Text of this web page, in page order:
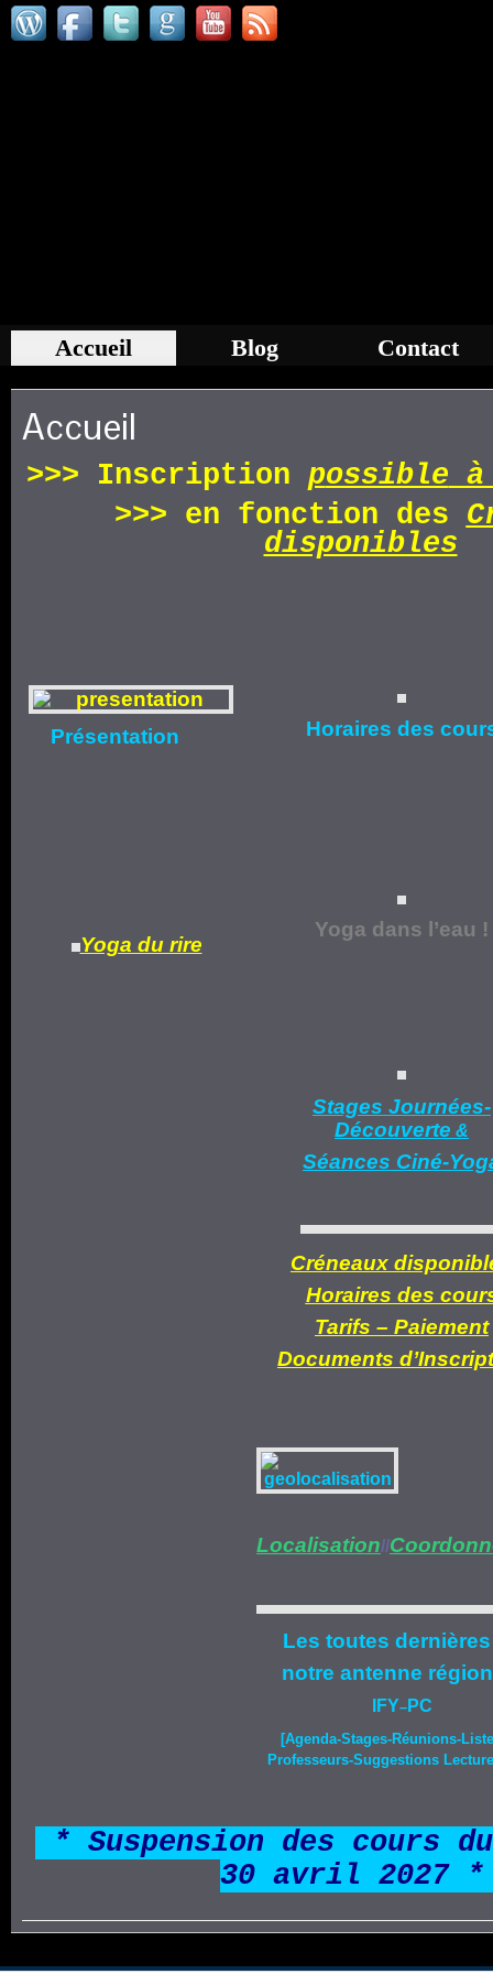
Accueil Blog Contact
Accueil
>>> Inscription possible à
>>> en fonction des
disponibles
Présentation Horaires des
Yoga du rire
Yoga dans l’eau !
Stages Journées-
Découverte &
Séances Ciné-
Créneaux
Horaires des
Tarifs – Paiement
Documents d’
Localisation//
Les toutes
notre antenne
IFY–PC
[Agenda-Stages-Réunions-
Professeurs-Suggestions
* Suspension des cours
30 avril 2027 *